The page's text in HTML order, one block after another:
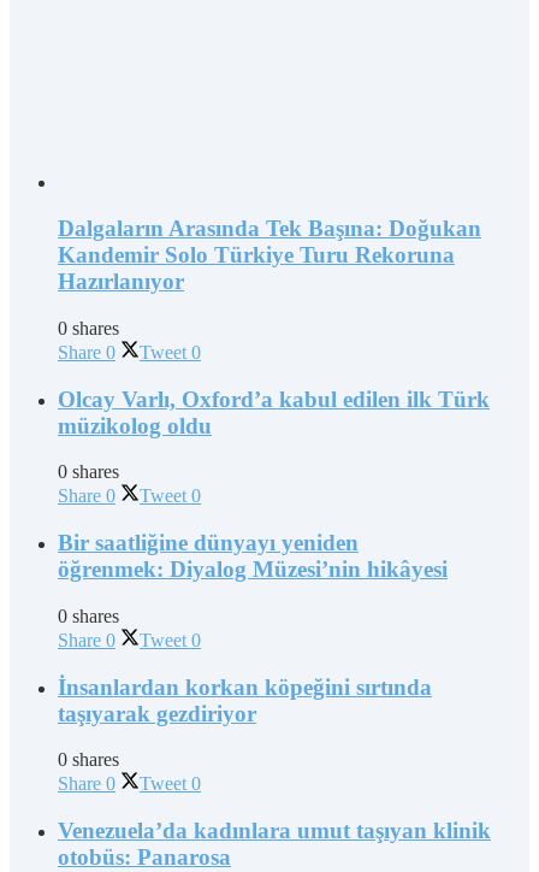
Dalgaların Arasında Tek Başına: Doğukan
Kandemir Solo Türkiye Turu Rekoruna
Hazırlanıyor
0 shares
Share 0 Tweet 0
Olcay Varlı, Oxford’a kabul edilen ilk Türk
müzikolog oldu
0 shares
Share 0 Tweet 0
Bir saatliğine dünyayı yeniden
öğrenmek: Diyalog Müzesi’nin hikâyesi
0 shares
Share 0 Tweet 0
İnsanlardan korkan köpeğini sırtında
taşıyarak gezdiriyor
0 shares
Share 0 Tweet 0
Venezuela’da kadınlara umut taşıyan klinik
otobüs: Panarosa